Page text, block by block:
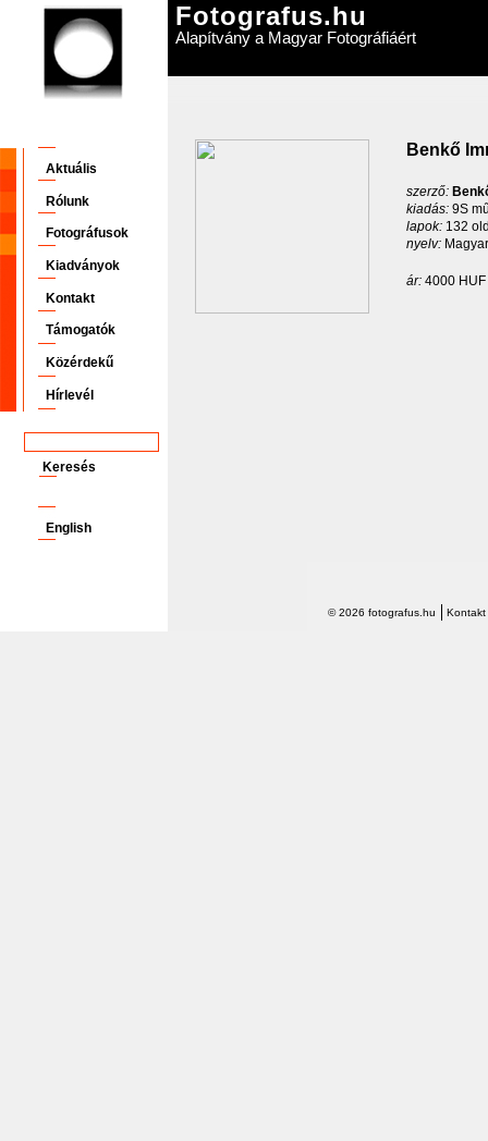
Fotografus.hu
Alapítvány a Magyar Fotográfiáért
Aktuális
Rólunk
Fotográfusok
Kiadványok
Kontakt
Támogatók
Közérdekű
Hírlevél
English
Benkő
szerző:
kiadás: 9S
lapok: 132
nyelv:
ár: 4000
© 2026 fotografus.hu Kontakt